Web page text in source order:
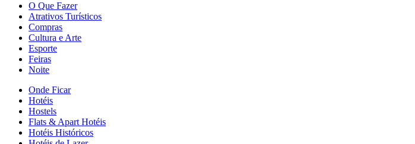
O Que Fazer
Atrativos Turísticos
Compras
Cultura e Arte
Esporte
Feiras
Noite
Onde Ficar
Hotéis
Hostels
Flats & Apart Hotéis
Hotéis Históricos